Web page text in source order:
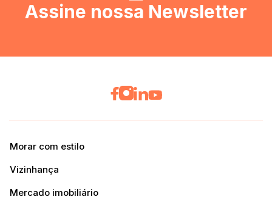
Assine nossa Newsletter
Morar com estilo
Vizinhança
Mercado imobiliário